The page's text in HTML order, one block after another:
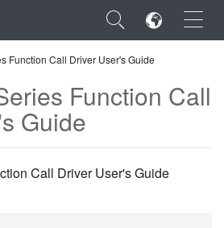
×
Function Call Driver User's Guide
Function Call
Guide
Call Driver User's Guide